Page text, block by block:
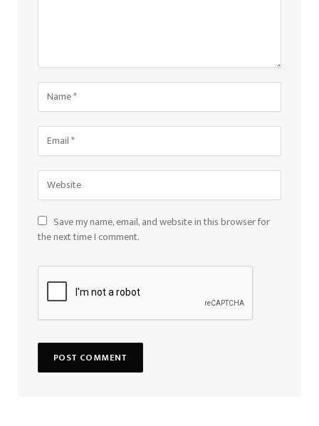
Save my name, email, and website in this browser for
the next time I comment.